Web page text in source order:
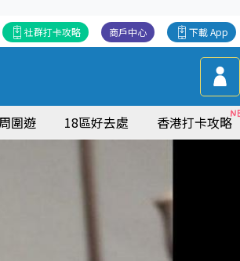
下載 App
商戶中心
社群打卡攻略
圍遊 18區好去處 香港打卡攻略